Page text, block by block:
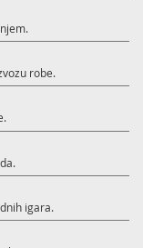
robe.
igara.